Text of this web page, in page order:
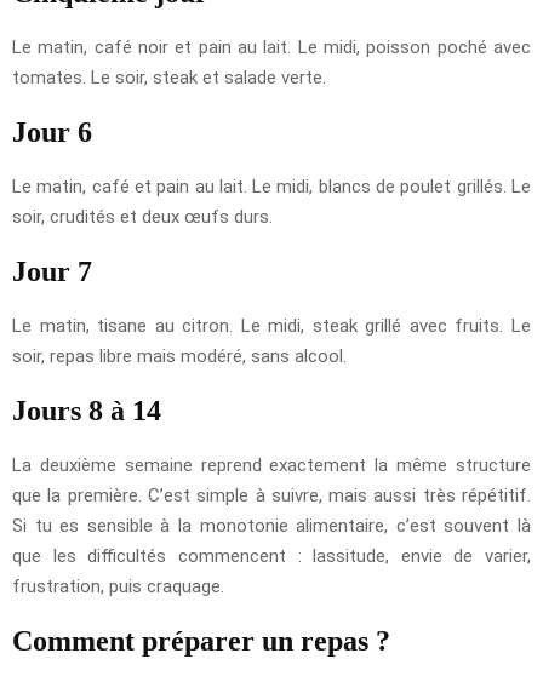
Le matin, café noir et pain au lait. Le midi, poisson poché avec
tomates. Le soir, steak et salade verte.
Jour 6
Le matin, café et pain au lait. Le midi, blancs de poulet grillés. Le
soir, crudités et deux œufs durs.
Jour 7
Le matin, tisane au citron. Le midi, steak grillé avec fruits. Le
soir, repas libre mais modéré, sans alcool.
Jours 8 à 14
La deuxième semaine reprend exactement la même structure
que la première. C’est simple à suivre, mais aussi très répétitif.
Si tu es sensible à la monotonie alimentaire, c’est souvent là
que les difficultés commencent : lassitude, envie de varier,
frustration, puis craquage.
Comment préparer un repas ?